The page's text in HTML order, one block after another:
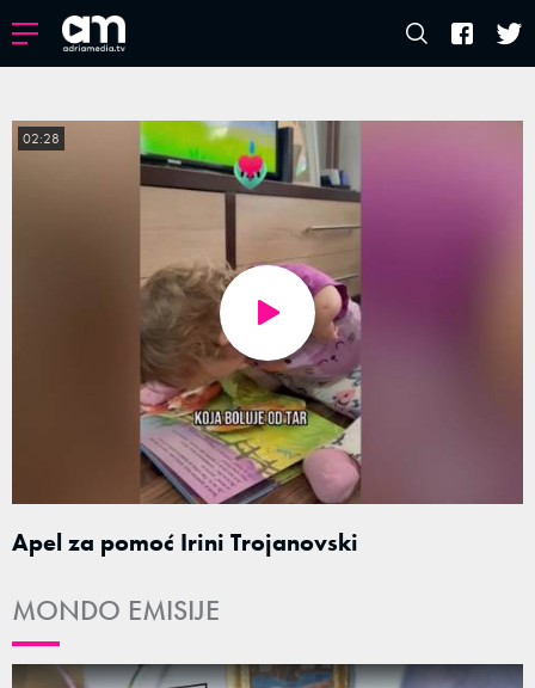
Apel za pomoć Irini Trojanovski
02:28
MONDO EMISIJE